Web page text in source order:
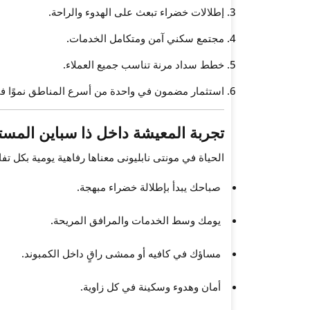
إطلالات خضراء تبعث على الهدوء والراحة.
مجتمع سكني آمن ومتكامل الخدمات.
خطط سداد مرنة تناسب جميع العملاء.
استثمار مضمون في واحدة من أسرع المناطق نموًا
تجربة المعيشة داخل ذا سباين
الحياة في مونتى نابليونى معناها رفاهية يومية بكل
صباحك يبدأ بإطلالة خضراء مبهجة.
يومك وسط الخدمات والمرافق المريحة.
مساؤك في كافيه أو ممشى راقٍ داخل الكمبوند.
أمان وهدوء وسكينة في كل زاوية.